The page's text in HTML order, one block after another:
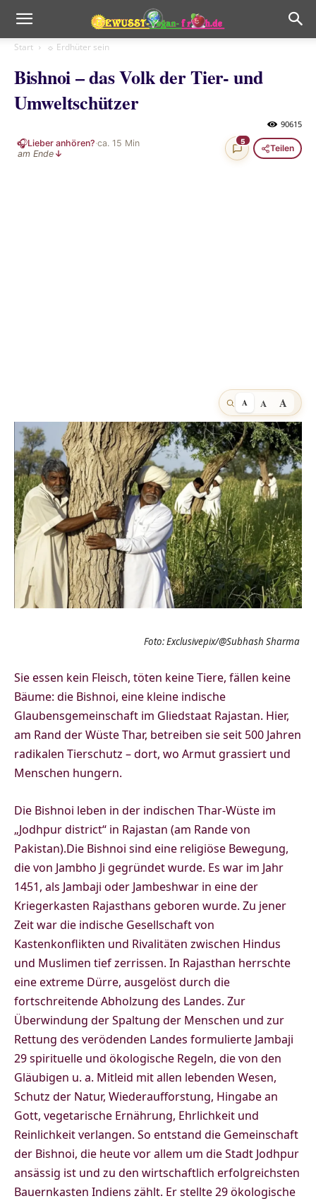
Start ☼ Erdhüter sein
Bishnoi – das Volk der Tier- und
Umweltschützer
90615
🎧Lieber anhören?·ca. 15 Min
am Ende ↓
5
Teilen
A A A
Foto: Exclusivepix/@Subhash Sharma
Sie essen kein Fleisch, töten keine Tiere, fällen keine
Bäume: die Bishnoi, eine kleine indische
Glaubensgemeinschaft im Gliedstaat Rajastan. Hier,
am Rand der Wüste Thar, betreiben sie seit 500 Jahren
radikalen Tierschutz – dort, wo Armut grassiert und
Menschen hungern.
Die Bishnoi leben in der indischen Thar-Wüste im
„Jodhpur district“ in Rajastan (am Rande von
Pakistan).Die Bishnoi sind eine religiöse Bewegung,
die von Jambho Ji gegründet wurde. Es war im Jahr
1451, als Jambaji oder Jambeshwar in eine der
Kriegerkasten Rajasthans geboren wurde. Zu jener
Zeit war die indische Gesellschaft von
Kastenkonflikten und Rivalitäten zwischen Hindus
und Muslimen tief zerrissen. In Rajasthan herrschte
eine extreme Dürre, ausgelöst durch die
fortschreitende Abholzung des Landes. Zur
Überwindung der Spaltung der Menschen und zur
Rettung des verödenden Landes formulierte Jambaji
29 spirituelle und ökologische Regeln, die von den
Gläubigen u. a. Mitleid mit allen lebenden Wesen,
Schutz der Natur, Wiederaufforstung, Hingabe an
Gott, vegetarische Ernährung, Ehrlichkeit und
Reinlichkeit verlangen. So entstand die Gemeinschaft
der Bishnoi, die heute vor allem um die Stadt Jodhpur
ansässig ist und zu den wirtschaftlich erfolgreichsten
Bauernkasten Indiens zählt. Er stellte 29 ökologische